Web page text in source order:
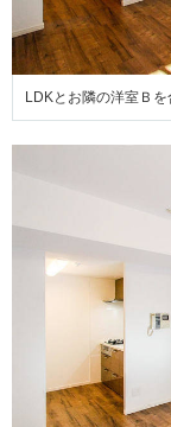
LDKとお隣の洋室Ｂを